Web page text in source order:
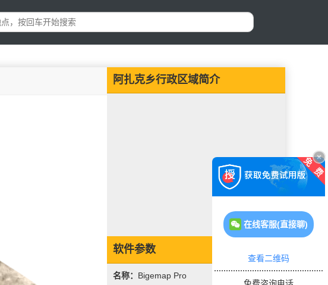
阿扎克乡行政区域简介
软件参数
名称： Bigemap Pro
在线客服(直接聊)
查看二维码
免费咨询电话